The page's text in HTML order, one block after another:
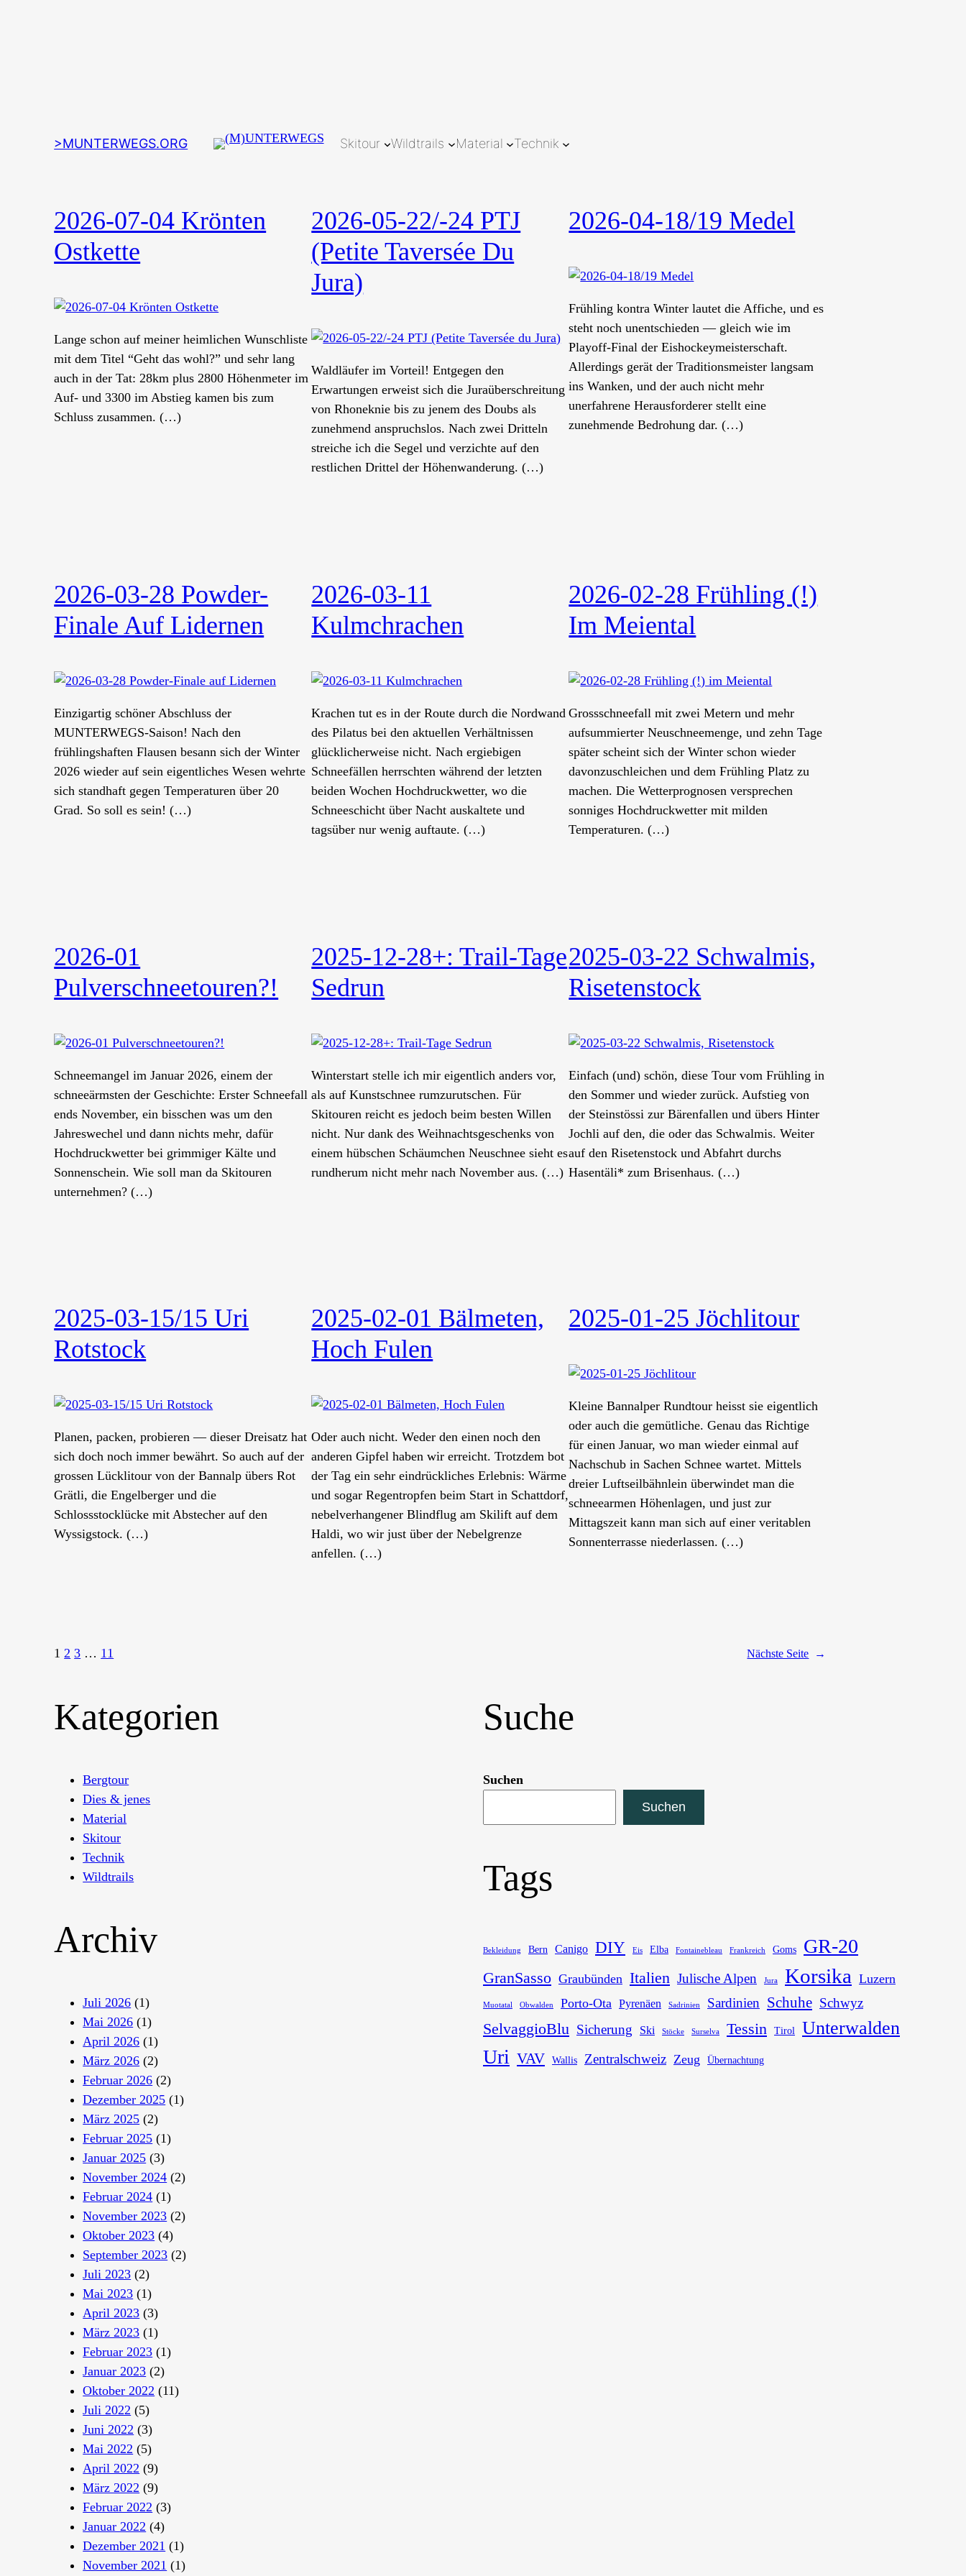
>MUNTERWEGS.ORG Skitour Wildtrails Material Technik
2026-07-04 Krönten
Ostkette
Lange schon auf meiner heimlichen Wunschliste
mit dem Titel “Geht das wohl?” und sehr lang
auch in der Tat: 28km plus 2800 Höhenmeter im
Auf- und 3300 im Abstieg kamen bis zum
Schluss zusammen. (…)
2026-05-22/-24 PTJ
(Petite Taversée Du
Jura)
Waldläufer im Vorteil! Entgegen den
Erwartungen erweist sich die Juraüberschreitung
von Rhoneknie bis zu jenem des Doubs als
zunehmend anspruchslos. Nach zwei Dritteln
streiche ich die Segel und verzichte auf den
restlichen Drittel der Höhenwanderung. (…)
2026-04-18/19 Medel
Frühling kontra Winter lautet die Affiche, und es
steht noch unentschieden — gleich wie im
Playoff-Final der Eishockeymeisterschaft.
Allerdings gerät der Traditionsmeister langsam
ins Wanken, und der auch nicht mehr
unerfahrene Herausforderer stellt eine
zunehmende Bedrohung dar. (…)
2026-03-28 Powder-
Finale Auf Lidernen
Einzigartig schöner Abschluss der
MUNTERWEGS-Saison! Nach den
frühlingshaften Flausen besann sich der Winter
2026 wieder auf sein eigentliches Wesen wehrte
sich standhaft gegen Temperaturen über 20
Grad. So soll es sein! (…)
2026-03-11
Kulmchrachen
Krachen tut es in der Route durch die Nordwand
des Pilatus bei den aktuellen Verhältnissen
glücklicherweise nicht. Nach ergiebigen
Schneefällen herrschten während der letzten
beiden Wochen Hochdruckwetter, wo die
Schneeschicht über Nacht auskaltete und
tagsüber nur wenig auftaute. (…)
2026-02-28 Frühling (!)
Im Meiental
Grossschneefall mit zwei Metern und mehr
aufsummierter Neuschneemenge, und zehn Tage
später scheint sich der Winter schon wieder
davonzuschleichen und dem Frühling Platz zu
machen. Die Wetterprognosen versprechen
sonniges Hochdruckwetter mit milden
Temperaturen. (…)
2026-01
Pulverschneetouren?!
Schneemangel im Januar 2026, einem der
schneeärmsten der Geschichte: Erster Schneefall
ends November, ein bisschen was um den
Jahreswechel und dann nichts mehr, dafür
Hochdruckwetter bei grimmiger Kälte und
Sonnenschein. Wie soll man da Skitouren
unternehmen? (…)
2025-12-28+: Trail-Tage
Sedrun
Winterstart stelle ich mir eigentlich anders vor,
als auf Kunstschnee rumzurutschen. Für
Skitouren reicht es jedoch beim besten Willen
nicht. Nur dank des Weihnachtsgeschenks von
einem hübschen Schäumchen Neuschnee sieht es
rundherum nicht mehr nach November aus. (…)
2025-03-22 Schwalmis,
Risetenstock
Einfach (und) schön, diese Tour vom Frühling in
den Sommer und wieder zurück. Aufstieg von
der Steinstössi zur Bärenfallen und übers Hinter
Jochli auf den, die oder das Schwalmis. Weiter
auf den Risetenstock und Abfahrt durchs
Hasentäli* zum Brisenhaus. (…)
2025-03-15/15 Uri
Rotstock
Planen, packen, probieren — dieser Dreisatz hat
sich doch noch immer bewährt. So auch auf der
grossen Lücklitour von der Bannalp übers Rot
Grätli, die Engelberger und die
Schlossstocklücke mit Abstecher auf den
Wyssigstock. (…)
2025-02-01 Bälmeten,
Hoch Fulen
Oder auch nicht. Weder den einen noch den
anderen Gipfel haben wir erreicht. Trotzdem bot
der Tag ein sehr eindrückliches Erlebnis: Wärme
und sogar Regentropfen beim Start in Schattdorf,
nebelverhangener Blindflug am Skilift auf dem
Haldi, wo wir just über der Nebelgrenze
anfellen. (…)
2025-01-25 Jöchlitour
Kleine Bannalper Rundtour heisst sie eigentlich
oder auch die gemütliche. Genau das Richtige
für einen Januar, wo man wieder einmal auf
Nachschub in Sachen Schnee wartet. Mittels
dreier Luftseilbähnlein überwindet man die
schneearmen Höhenlagen, und just zur
Mittagszeit kann man sich auf einer veritablen
Sonnenterrasse niederlassen. (…)
1 2 3 … 11 Nächste Seite →
Kategorien
Bergtour
Dies & jenes
Material
Skitour
Technik
Wildtrails
Archiv
Juli 2026 (1)
Mai 2026 (1)
April 2026 (1)
März 2026 (2)
Februar 2026 (2)
Dezember 2025 (1)
März 2025 (2)
Februar 2025 (1)
Januar 2025 (3)
November 2024 (2)
Februar 2024 (1)
November 2023 (2)
Oktober 2023 (4)
September 2023 (2)
Juli 2023 (2)
Mai 2023 (1)
April 2023 (3)
März 2023 (1)
Februar 2023 (1)
Januar 2023 (2)
Oktober 2022 (11)
Juli 2022 (5)
Juni 2022 (3)
Mai 2022 (5)
April 2022 (9)
März 2022 (9)
Februar 2022 (3)
Januar 2022 (4)
Dezember 2021 (1)
November 2021 (1)
Suche
Suchen
Suchen
Tags
Bekleidung Bern Canigo DIY Eis Elba Fontainebleau Frankreich Goms GR-20
GranSasso Graubünden Italien Julische Alpen Jura Korsika Luzern
Muotatal Obwalden Porto-Ota Pyrenäen Sadrinien Sardinien Schuhe Schwyz
SelvaggioBlu Sicherung Ski Stöcke Surselva Tessin Tirol Unterwalden
Uri VAV Wallis Zentralschweiz Zeug Übernachtung